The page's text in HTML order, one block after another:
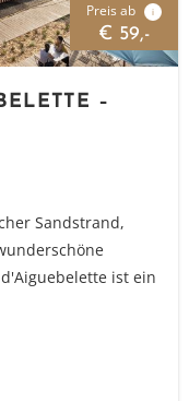
Preis ab i
€ 59,-
–
Sandstrand,
ist ein